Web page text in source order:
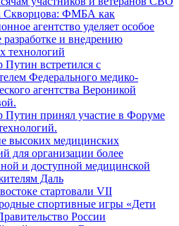
Скворцова: ФМБА как
агентство уделяет особое
и внедрению
технологий
встретился с
Федерального медико-
агентства Вероникой
Путин принял участие в Форуме
высоких медицинских
для организации более
и доступной медицинской
Даль
стартовали VII
спортивные игры «Дети
России